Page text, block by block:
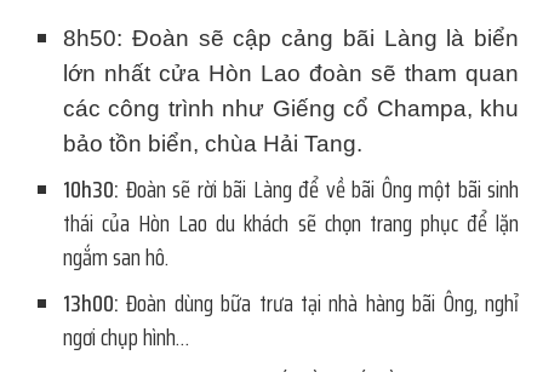
8h50: Đoàn sẽ cập cảng bãi Làng là biển
lớn nhất cửa Hòn Lao đoàn sẽ tham quan
các công trình như Giếng cổ Champa, khu
bảo tồn biển, chùa Hải Tang.
10h30: Đoàn sẽ rời bãi Làng để về bãi Ông một bãi sinh
thái của Hòn Lao du khách sẽ chọn trang phục để lặn
ngắm san hô.
13h00: Đoàn dùng bữa trưa tại nhà hàng bãi Ông, nghỉ
ngơi chụp hình…